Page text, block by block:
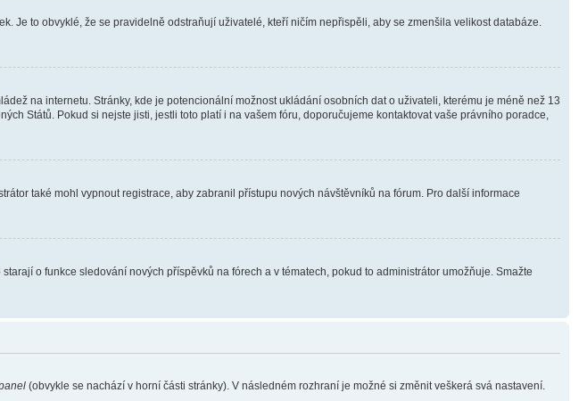
Je to obvyklé, že se pravidelně odstraňují uživatelé, kteří ničím nepřispěli, aby se zmenšila velikost databáze.
na internetu. Stránky, kde je potencionální možnost ukládání osobních dat o uživateli, kterému je méně než 13
Států. Pokud si nejste jisti, jestli toto platí i na vašem fóru, doporučujeme kontaktovat vaše právního poradce,
také mohl vypnout registrace, aby zabranil přístupu nových návštěvníků na fórum. Pro další informace
o funkce sledování nových příspěvků na fórech a v tématech, pokud to administrátor umožňuje. Smažte
(obvykle se nachází v horní části stránky). V následném rozhraní je možné si změnit veškerá svá nastavení.